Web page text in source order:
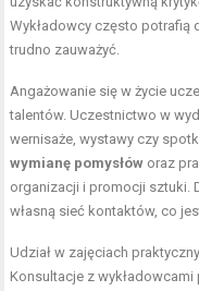
Wykładowcy często potrafią
trudno zauważyć.
Angażowanie się w życie
talentów. Uczestnictwo w
wernisaże, wystawy czy
wymianę pomysłów oraz
organizacji i promocji sztuki.
własną sieć kontaktów, co
Udział w zajęciach
Konsultacje z